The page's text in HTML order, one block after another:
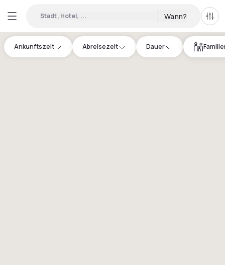
Stadt, Hotel, ... Wann? Alle
Ankunftszeit Abreisezeit Dauer